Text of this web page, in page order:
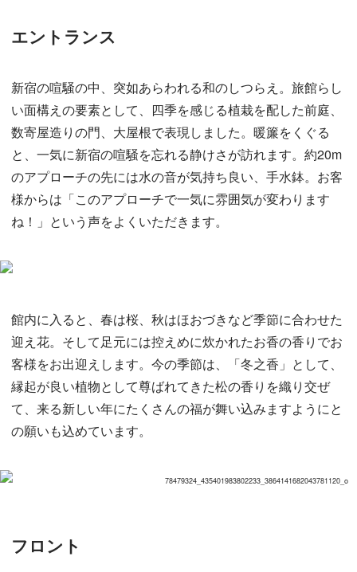
エントランス
新宿の喧騒の中、突如あらわれる和のしつらえ。旅館らし
い面構えの要素として、四季を感じる植栽を配した前庭、
数寄屋造りの門、大屋根で表現しました。暖簾をくぐる
と、一気に新宿の喧騒を忘れる静けさが訪れます。約20m
のアプローチの先には水の音が気持ち良い、手水鉢。お客
様からは「このアプローチで一気に雰囲気が変わります
ね！」という声をよくいただきます。
館内に入ると、春は桜、秋はほおづきなど季節に合わせた
迎え花。そして足元には控えめに炊かれたお香の香りでお
客様をお出迎えします。今の季節は、「冬之香」として、
縁起が良い植物として尊ばれてきた松の香りを織り交ぜ
て、来る新しい年にたくさんの福が舞い込みますようにと
の願いも込めています。
フロント